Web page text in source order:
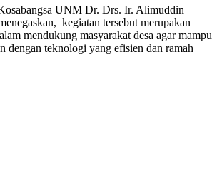
UNM Dr. Drs. Ir. Alimuddin
kegiatan tersebut merupakan
mendukung masyarakat desa agar mampu
dengan teknologi yang efisien dan ramah